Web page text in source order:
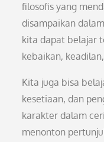
filosofis yang
disampaikan
kita dapat belajar
kebaikan,
Kita juga bisa
kesetiaan, dan
karakter dalam
menonton